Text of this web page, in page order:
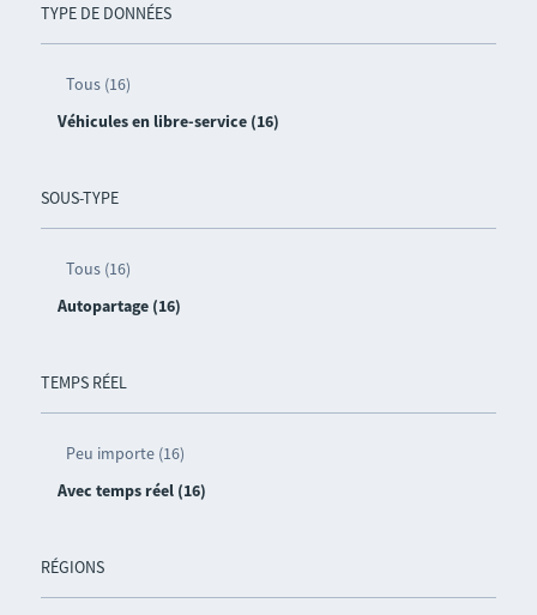
TYPE DE DONNÉES
Tous (16)
Véhicules en libre-service (16)
SOUS-TYPE
Tous (16)
Autopartage (16)
TEMPS RÉEL
Peu importe (16)
Avec temps réel (16)
RÉGIONS